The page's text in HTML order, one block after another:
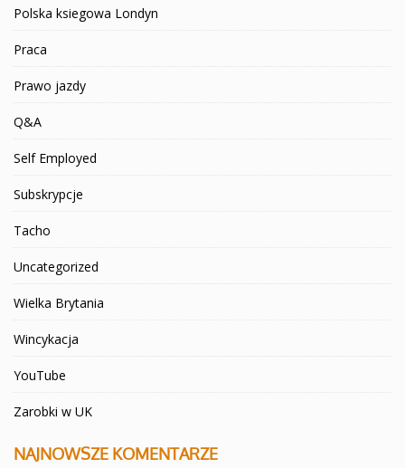
Polska ksiegowa Londyn
Praca
Prawo jazdy
Q&A
Self Employed
Subskrypcje
Tacho
Uncategorized
Wielka Brytania
Wincykacja
YouTube
Zarobki w UK
NAJNOWSZE KOMENTARZE